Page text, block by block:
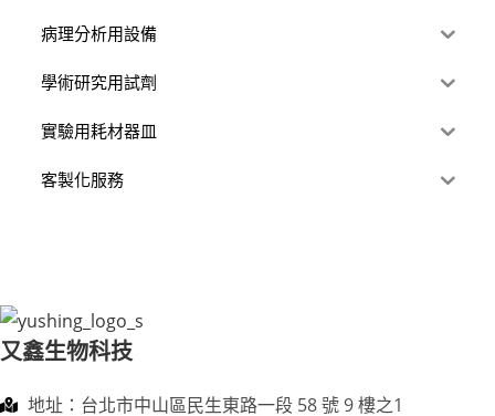
病理分析用設備
學術研究用試劑
實驗用耗材器皿
客製化服務
又鑫生物科技
地址：台北市中山區民生東路一段 58 號 9 樓之1